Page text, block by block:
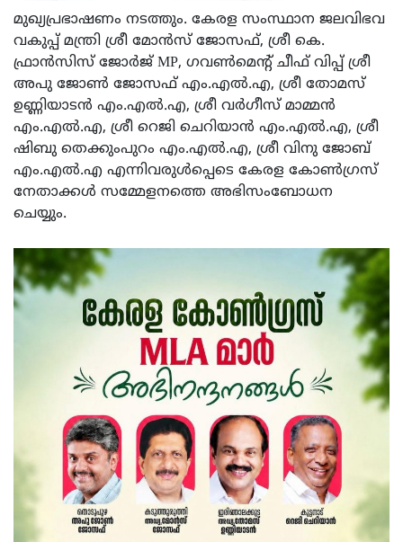
മുഖ്യപ്രഭാഷണം നടത്തും. കേരള സംസ്ഥാന ജലവിഭവ
വകുപ്പ് മന്ത്രി ശ്രീ മോൻസ് ജോസഫ്, ശ്രീ കെ.
ഫ്രാൻസിസ് ജോർജ് MP, ഗവൺമെന്റ് ചീഫ് വിപ്പ് ശ്രീ
അപു ജോൺ ജോസഫ് എം.എൽ.എ, ശ്രീ തോമസ്
ഉണ്ണിയാടൻ എം.എൽ.എ, ശ്രീ വർഗീസ് മാമ്മൻ
എം.എൽ.എ, ശ്രീ റെജി ചെറിയാൻ എം.എൽ.എ, ശ്രീ
ഷിബു തെക്കുംപുറം എം.എൽ.എ, ശ്രീ വിനു ജോബ്
എം.എൽ.എ എന്നിവരുള്‍പ്പെടെ കേരള കോൺഗ്രസ്
നേതാക്കൾ സമ്മേളനത്തെ അഭിസംബോധന
ചെയ്യും.